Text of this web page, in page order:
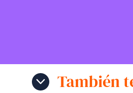
También